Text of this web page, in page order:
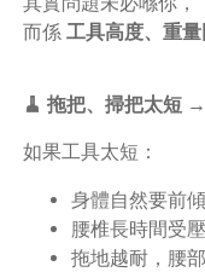
而係 工具高度、重
🧹 拖把、掃把太短
如果工具太短：
身體自然要前傾
腰椎長時間受壓
拖地越耐，腰